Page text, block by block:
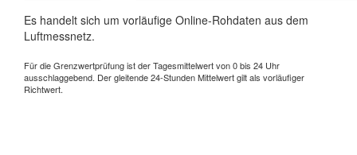
Es handelt sich um vorläufige Online-Rohdaten aus dem
Luftmessnetz.
Für die Grenzwertprüfung ist der Tagesmittelwert von 0 bis 24 Uhr
ausschlaggebend. Der gleitende 24-Stunden Mittelwert gilt als vorläufiger
Richtwert.